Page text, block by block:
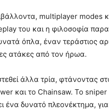
multiplayer modes
του και η φιλοσοφία
όπλα, έναν τεράστιος
ατάκες από τον ήρωα.
άλλα τρία, φτάνοντας
και το Chainsaw. Το
ένα δυνατό πλεονέκτημα,